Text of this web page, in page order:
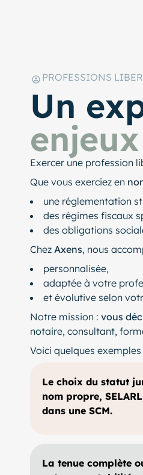
PROFESSIONS
Un
Exercer une profession
Que vous exerciez en
une réglementation
des régimes fiscaux
des obligations
Chez Axens, nous
personnalisée,
adaptée à votre
et évolutive selon
Notre mission : vous
notaire, consultant,
Voici quelques
Le choix du statut
nom propre,
dans une SCM.
La tenue complète